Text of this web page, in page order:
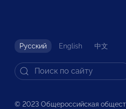
Русский English 中文
© 2023 Общероссийская